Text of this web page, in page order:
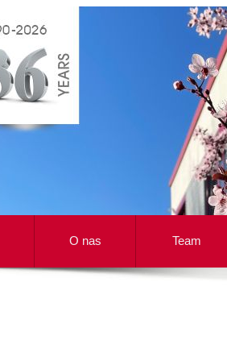
O nas Team